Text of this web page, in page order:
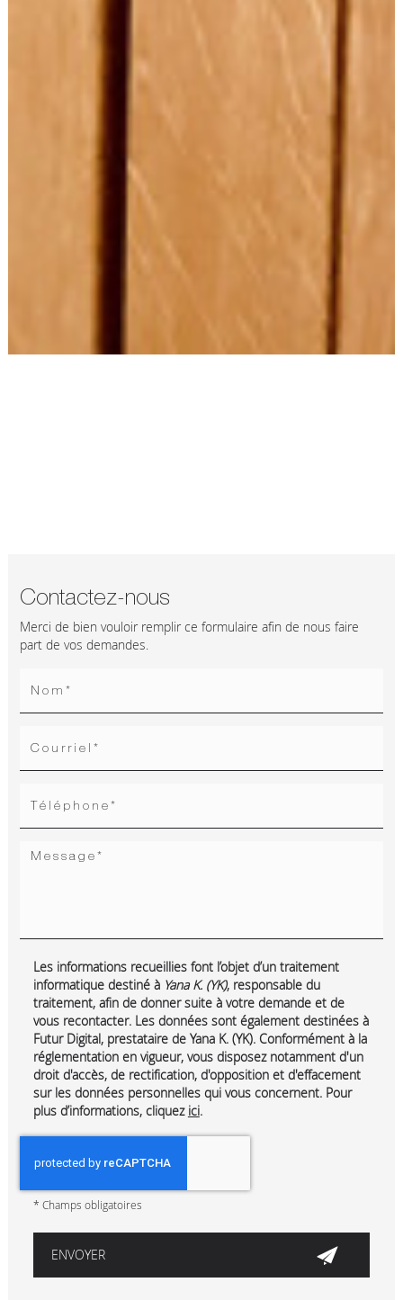
Contactez-nous
Merci de bien vouloir remplir ce formulaire afin de nous faire
part de vos demandes.
Les informations recueillies font l’objet d’un traitement
informatique destiné àYana K. (YK), responsable du
traitement, afin de donner suite à votre demande et de
vous recontacter. Les données sont également destinées à
Futur Digital, prestataire de Yana K. (YK). Conformément à la
réglementation en vigueur, vous disposez notamment d'un
droit d'accès, de rectification, d'opposition et d'effacement
sur les données personnelles qui vous concernent. Pour
plus d’informations, cliquez ici.
* Champs obligatoires